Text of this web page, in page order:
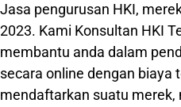
Jasa pengurusan HKI,
2023. Kami Konsultan HKI
membantu anda dalam
secara online dengan biaya
mendaftarkan suatu merek,